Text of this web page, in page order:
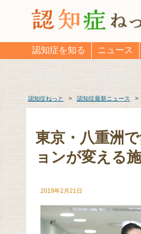
認知症を知る ニュース
認知症ねっと > 認知症最新ニュース >
東京・八重洲
ョンが変える施
2019年2月21日